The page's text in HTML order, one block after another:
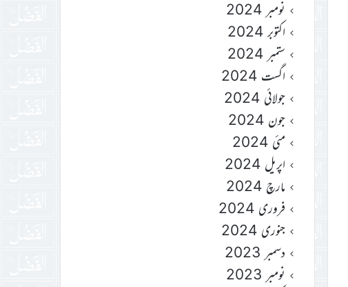
نومبر 2024
اکتوبر 2024
ستمبر 2024
اگست 2024
جولائی 2024
جون 2024
مئی 2024
اپریل 2024
مارچ 2024
فروری 2024
جنوری 2024
دسمبر 2023
نومبر 2023